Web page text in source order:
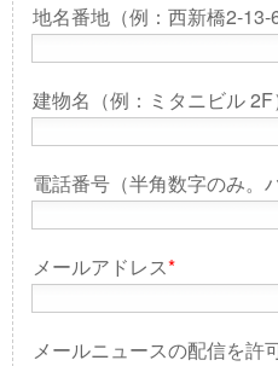
地名番地（例：西新橋2-13-6
建物名（例：ミタニビル 2F
電話番号（半角数字のみ。
メールアドレス*
メールニュースの配信を許